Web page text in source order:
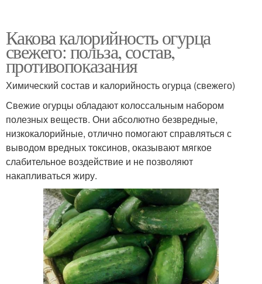
Какова калорийность огурца
свежего: польза, состав,
противопоказания
Химический состав и калорийность огурца (свежего)
Свежие огурцы обладают колоссальным набором
полезных веществ. Они абсолютно безвредные,
низкокалорийные, отлично помогают справляться с
выводом вредных токсинов, оказывают мягкое
слабительное воздействие и не позволяют
накапливаться жиру.